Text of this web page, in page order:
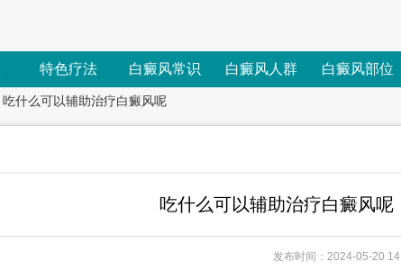
特色疗法 白癜风常识 白癜风人群 白癜风部位
吃什么可以辅助治疗白癜风呢
吃什么可以辅助治疗白癜风呢
发布时间：2024-05-20